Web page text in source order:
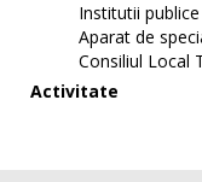
Institutii publice
Aparat de
Consiliul Local
Activitate